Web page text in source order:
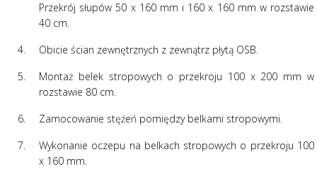
Przekrój słupów 50 x 160 mm i 160 x 160 mm w rozstawie
40 cm.
Obicie ścian zewnętrznych z zewnątrz płytą OSB.
Montaż belek stropowych o przekroju 100 x 200 mm w
rozstawie 80 cm.
Zamocowanie stężeń pomiędzy belkami stropowymi.
Wykonanie oczepu na belkach stropowych o przekroju 100
x 160 mm.